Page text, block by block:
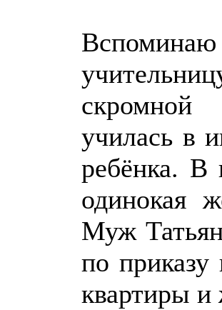
училась в
ребёнка. В
одинокая
Муж
по приказу
квартиры и